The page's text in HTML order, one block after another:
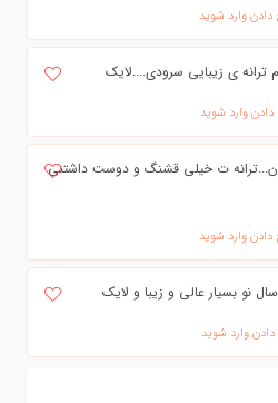
دادن وارد شوید
ترانه ی زیبایی سرودی....لایک
وارد شوید
ت خیلی قشنگ و دوست داشتنی
دادن وارد شوید
نو بسیار عالی و زیبا و لایک
وارد شوید